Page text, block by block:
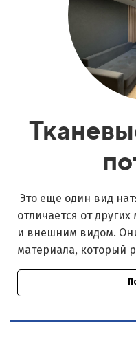
Это еще один вид
отличается от
и внешним видом.
материала, который